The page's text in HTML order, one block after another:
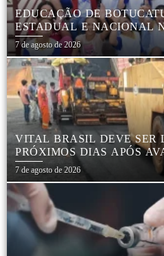
EDUCAÇÃO DE
ESTADUAL E NACIONAL
7 de agosto de 2026
VITAL BRASIL DEVE SER
PRÓXIMOS DIAS APÓS
REGIÃO DA RODOVIÁRIA
7 de agosto de 2026